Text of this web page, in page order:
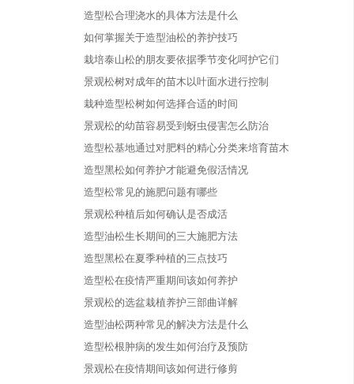
造型松合理浇水的具体方法是什么
如何掌握关于造型油松的养护技巧
栽培泰山松的朋友要依据季节变化呵护它们
景观松树对成年的苗木以叶面水进行控制
栽种造型松树如何选择合适的时间
景观松的幼苗容易受到蚜虫侵害怎么防治
造型松基地通过对肥料的精心分类来培育苗木
造型黑松如何养护才能避免假活情况
造型松常见的施肥问题有哪些
景观松种植后如何确认是否成活
造型油松生长期间的三大施肥方法
造型黑松在夏季种植的三点技巧
造型松在疫情严重期间该如何养护
景观松的选盆栽植养护三部曲详解
造型油松两种常见的解决方法是什么
造型松根肿病的发生如何治疗及预防
景观松在疫情期间该如何进行修剪